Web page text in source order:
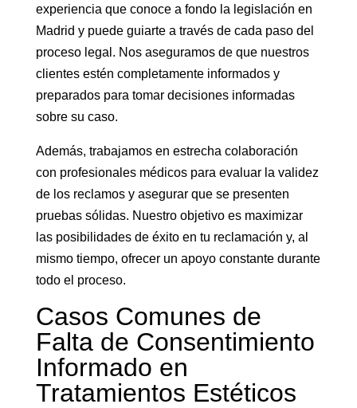
experiencia que conoce a fondo la legislación en
Madrid y puede guiarte a través de cada paso del
proceso legal. Nos aseguramos de que nuestros
clientes estén completamente informados y
preparados para tomar decisiones informadas
sobre su caso.
Además, trabajamos en estrecha colaboración
con profesionales médicos para evaluar la validez
de los reclamos y asegurar que se presenten
pruebas sólidas. Nuestro objetivo es maximizar
las posibilidades de éxito en tu reclamación y, al
mismo tiempo, ofrecer un apoyo constante durante
todo el proceso.
Casos Comunes de
Falta de Consentimiento
Informado en
Tratamientos Estéticos